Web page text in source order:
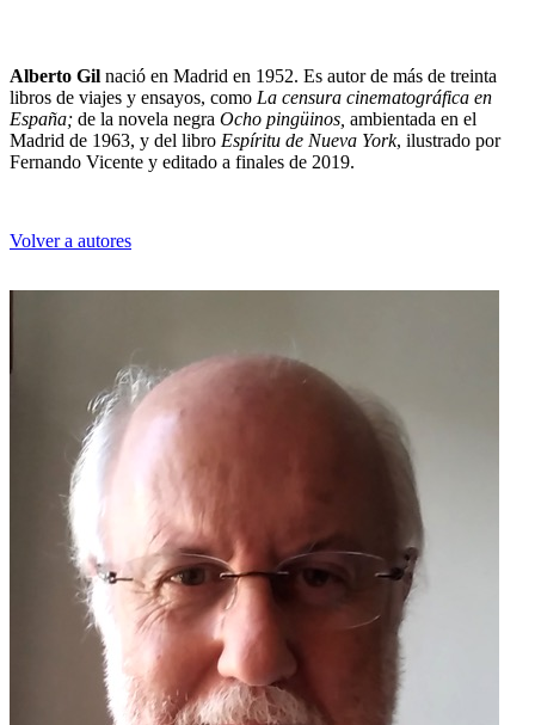
Alberto Gil
Alberto Gil nació en Madrid en 1952. Es autor de más de treinta
libros de viajes y ensayos, como La censura cinematográfica en
España; de la novela negra Ocho pingüinos, ambientada en el
Madrid de 1963, y del libro Espíritu de Nueva York, ilustrado por
Fernando Vicente y editado a finales de 2019.
Volver a autores